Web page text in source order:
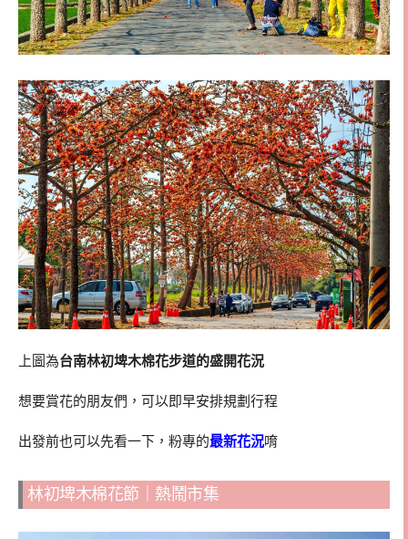
上圖為台南林初埤木棉花步道的盛開花況
想要賞花的朋友們，可以即早安排規劃行程
出發前也可以先看一下，粉專的最新花況唷
林初埤木棉花節｜熱鬧市集